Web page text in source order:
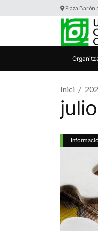
Plaza Barón
Inici
Informació